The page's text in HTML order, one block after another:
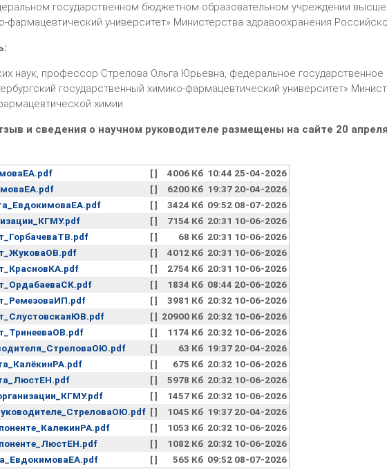
государственном бюджетном образовательном учреждении
фармацевтический университет» Министерства здравоохранения
наук, профессор Стрелова Ольга Юрьевна, федеральное
государственный химико-фармацевтический университет»
химии
и сведения о научном руководителе размещены на сайте 20
[ ] 4006 Кб 10:44 25-04-2026
[ ] 6200 Кб 19:37 20-04-2026
[ ] 3424 Кб 09:52 08-07-2026
[ ] 7154 Кб 20:31 10-06-2026
[ ] 68 Кб 20:31 10-06-2026
[ ] 4012 Кб 20:31 10-06-2026
[ ] 2754 Кб 20:31 10-06-2026
[ ] 1834 Кб 08:44 20-06-2026
[ ] 3981 Кб 20:32 10-06-2026
[ ] 20900 Кб 20:32 10-06-2026
[ ] 1174 Кб 20:32 10-06-2026
[ ] 63 Кб 19:37 20-04-2026
[ ] 675 Кб 20:32 10-06-2026
[ ] 5978 Кб 20:32 10-06-2026
[ ] 1457 Кб 20:32 10-06-2026
[ ] 1045 Кб 19:37 20-04-2026
[ ] 1053 Кб 20:32 10-06-2026
[ ] 1082 Кб 20:32 10-06-2026
[ ] 565 Кб 09:52 08-07-2026